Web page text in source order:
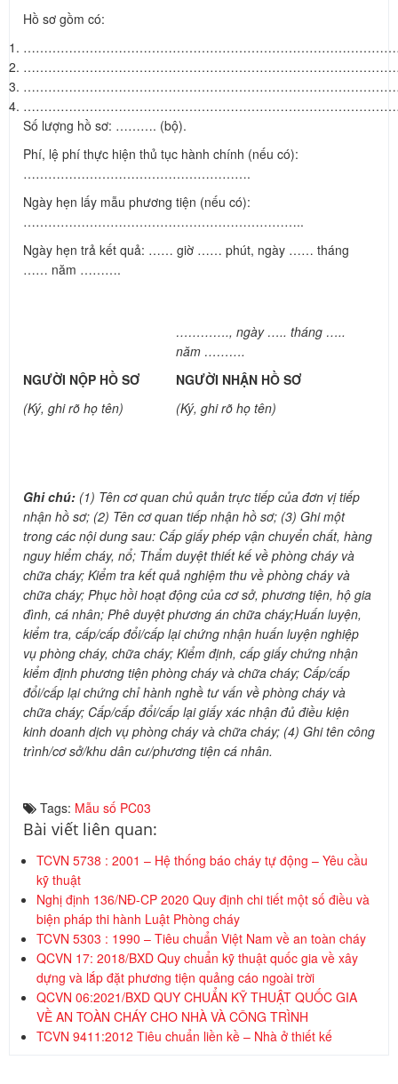
Hồ sơ gồm có:
Số lượng hồ sơ: ………. (bộ).
Phí, lệ phí thực hiện thủ tục hành chính (nếu có):
……………………………………………….
Ngày hẹn lấy mẫu phương tiện (nếu có):
…………………………………………………………..
Ngày hẹn trả kết quả: …… giờ …… phút, ngày …… tháng
…… năm ……….
…………., ngày ….. tháng …..
năm ……….
NGƯỜI NỘP HỒ SƠ
(Ký, ghi rõ họ tên)
NGƯỜI NHẬN HỒ SƠ
(Ký, ghi rõ họ tên)
Ghi chú: (1) Tên cơ quan chủ quản trực tiếp của đơn vị tiếp
nhận hồ sơ; (2) Tên cơ quan tiếp nhận hồ sơ; (3) Ghi một
trong các nội dung sau: Cấp giấy phép vận chuyển chất, hàng
nguy hiểm cháy, nổ; Thẩm duyệt thiết kế về phòng cháy và
chữa cháy; Kiểm tra kết quả nghiệm thu về phòng cháy và
chữa cháy; Phục hồi hoạt động của cơ sở, phương tiện, hộ gia
đình, cá nhân; Phê duyệt phương án chữa cháy;Huấn luyện,
kiểm tra, cấp/cấp đổi/cấp lại chứng nhận huấn luyện nghiệp
vụ phòng cháy, chữa cháy; Kiểm định, cấp giấy chứng nhận
kiểm định phương tiện phòng cháy và chữa cháy; Cấp/cấp
đổi/cấp lại chứng chỉ hành nghề tư vấn về phòng cháy và
chữa cháy; Cấp/cấp đổi/cấp lại giấy xác nhận đủ điều kiện
kinh doanh dịch vụ phòng cháy và chữa cháy; (4) Ghi tên công
trình/cơ sở/khu dân cư/phương tiện cá nhân.
Tags: Mẫu số PC03
Bài viết liên quan:
TCVN 5738 : 2001 – Hệ thống báo cháy tự động – Yêu cầu
kỹ thuật
Nghị định 136/NĐ-CP 2020 Quy định chi tiết một số điều và
biện pháp thi hành Luật Phòng cháy
TCVN 5303 : 1990 – Tiêu chuẩn Việt Nam về an toàn cháy
QCVN 17: 2018/BXD Quy chuẩn kỹ thuật quốc gia về xây
dựng và lắp đặt phương tiện quảng cáo ngoài trời
QCVN 06:2021/BXD QUY CHUẨN KỸ THUẬT QUỐC GIA
VỀ AN TOÀN CHÁY CHO NHÀ VÀ CÔNG TRÌNH
TCVN 9411:2012 Tiêu chuẩn liền kề – Nhà ở thiết kế